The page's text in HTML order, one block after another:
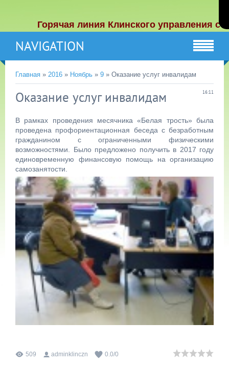
Горячая линия Клинского управления
NAVIGATION
Главная » 2016 » Ноябрь » 9 » Оказание услуг инвалидам
16:11
Оказание услуг инвалидам
В рамках проведения месячника «Белая трость» была
проведена профориентационная беседа с безработным
гражданином с ограниченными физическими
возможностями. Было предложено получить в 2017 году
единовременную финансовую помощь на организацию
самозанятости.
509 adminklinczn 0.0/0